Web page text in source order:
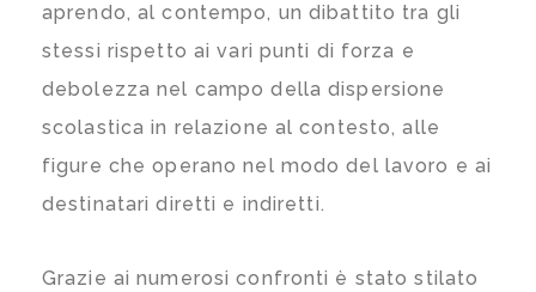
aprendo, al contempo, un dibattito tra gli
stessi rispetto ai vari punti di forza e
debolezza nel campo della dispersione
scolastica in relazione al contesto, alle
figure che operano nel modo del lavoro e ai
destinatari diretti e indiretti.
Grazie ai numerosi confronti è stato stilato